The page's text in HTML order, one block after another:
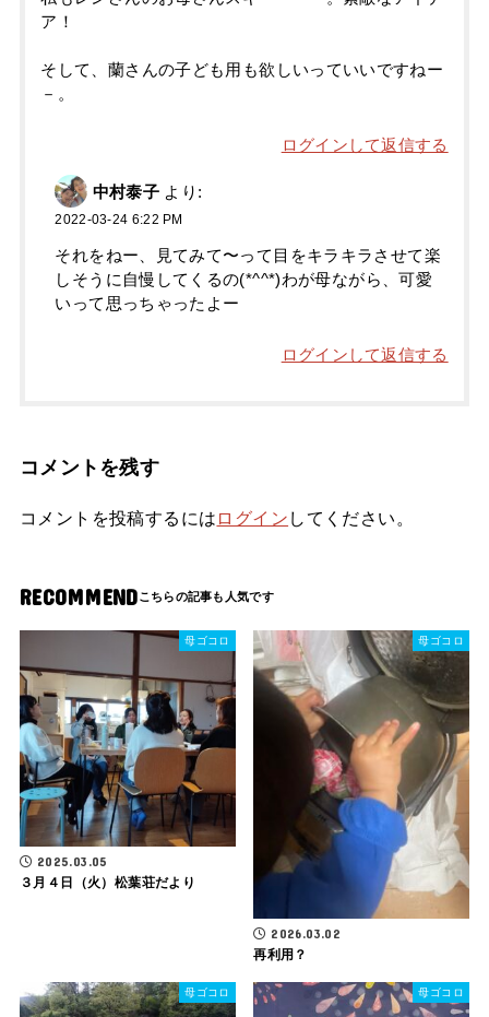
ア！
そして、蘭さんの子ども用も欲しいっていいですねー
－。
ログインして返信する
中村泰子 より:
2022-03-24 6:22 PM
それをねー、見てみて〜って目をキラキラさせて楽
しそうに自慢してくるの(*^^*)わが母ながら、可愛
いって思っちゃったよー
ログインして返信する
コメントを残す
コメントを投稿するには ログイン してください。
RECOMMEND
母ゴコロ
2025.03.05
３月４日（火）松葉荘だより
母ゴコロ
2026.03.02
再利用？
母ゴコロ 母ゴコロ